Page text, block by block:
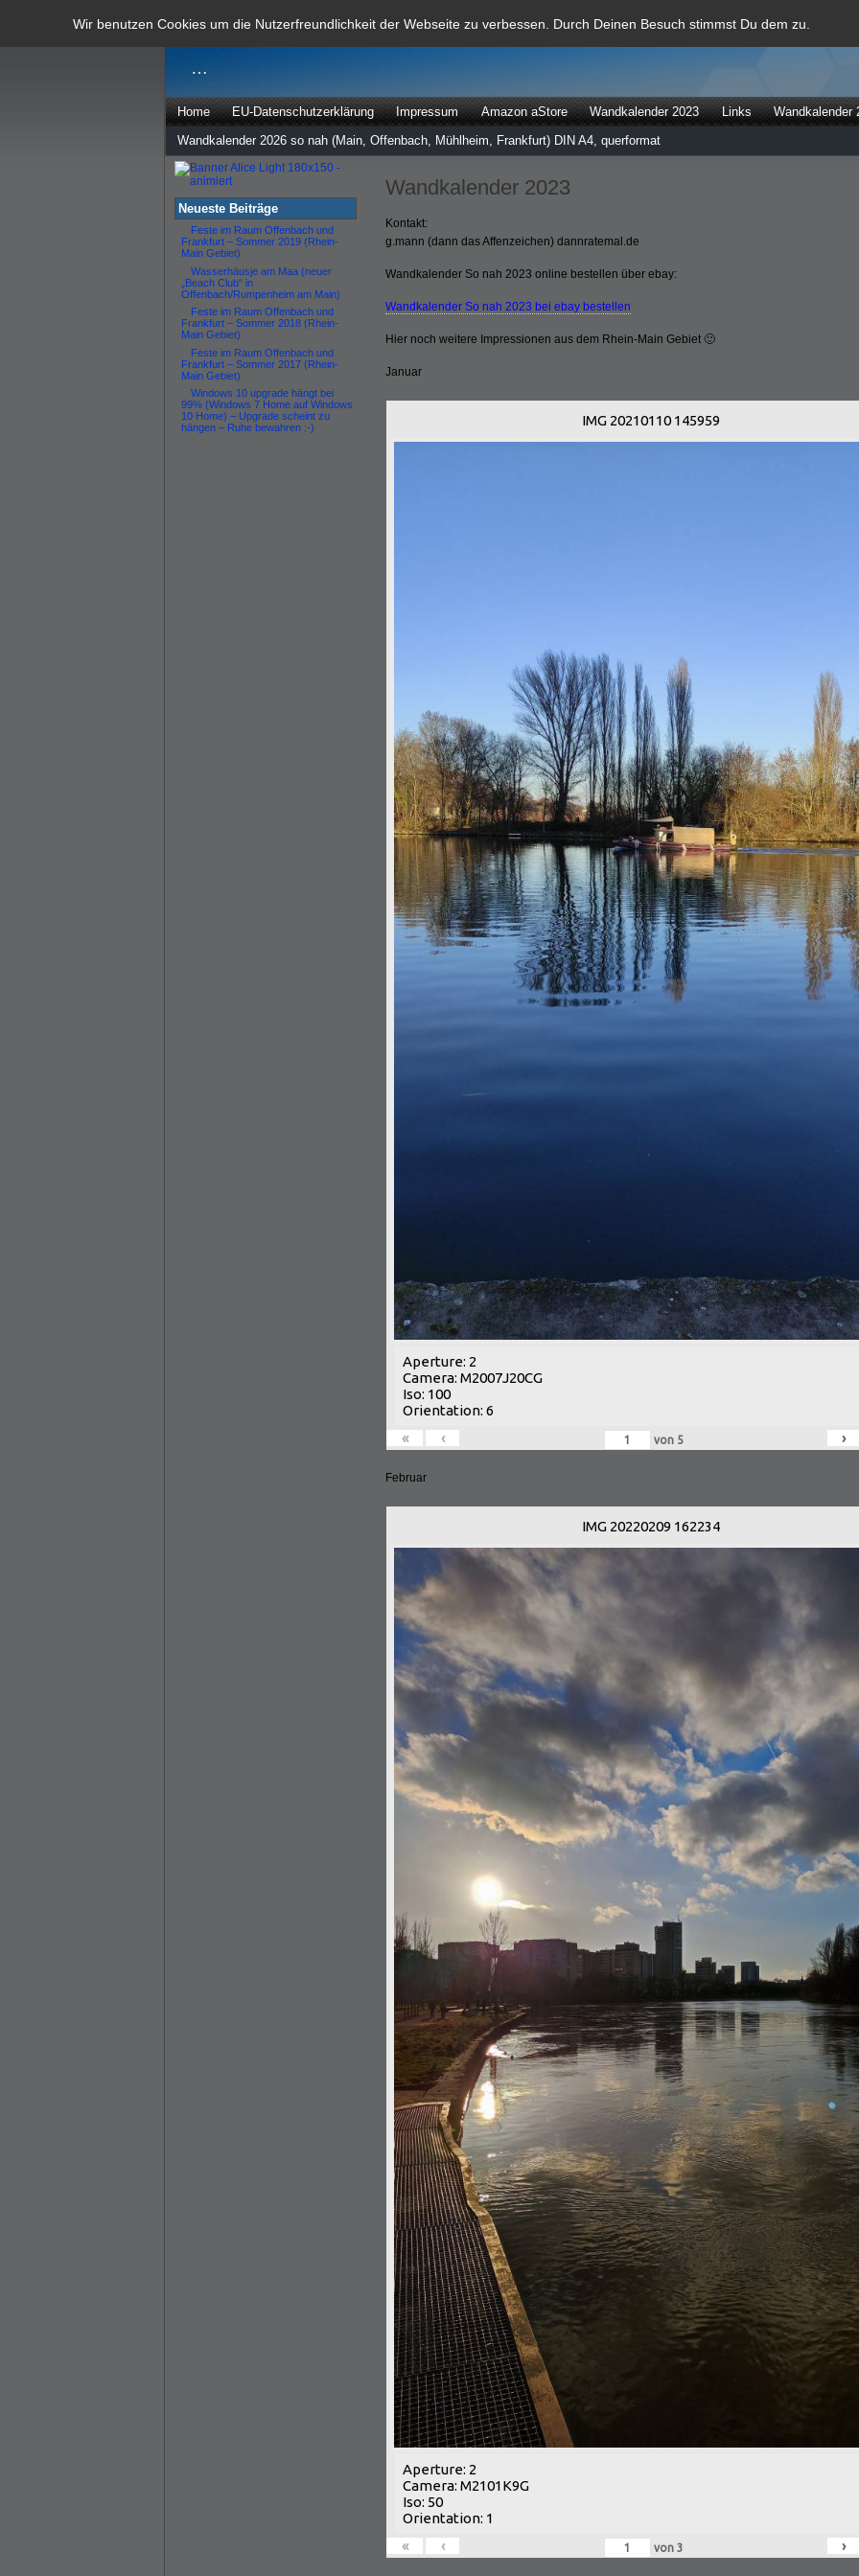
Wir benutzen Cookies um die Nutzerfreundlichkeit der Webseite zu verbessen. Durch Deinen Besuch stimmst Du dem zu.
dann rate mal
…
Home EU-Datenschutzerklärung Impressum Amazon aStore Wandkalender 2023 Links
Wandkalender
Wandkalender 2026 so nah (Main, Offenbach, Mühlheim, Frankfurt) DIN A4, querformat
Neueste Beiträge
Feste im Raum Offenbach und
Frankfurt – Sommer 2019 (Rhein-
Main Gebiet)
Wasserhäusje am Maa (neuer
„Beach Club“ in
Offenbach/Rumpenheim am Main)
Feste im Raum Offenbach und
Frankfurt – Sommer 2018 (Rhein-
Main Gebiet)
Feste im Raum Offenbach und
Frankfurt – Sommer 2017 (Rhein-
Main Gebiet)
Windows 10 upgrade hängt bei
99% (Windows 7 Home auf Windows
10 Home) – Upgrade scheint zu
hängen – Ruhe bewahren :-)
Wandkalender 2023
Kontakt:
g.mann (dann das Affenzeichen) dannratemal.de
Wandkalender So nah 2023 online bestellen über ebay:
Wandkalender So nah 2023 bei ebay bestellen
Hier noch weitere Impressionen aus dem Rhein-Main Gebiet 🙂
Januar
IMG 20210110 145959
Aperture: 2
Camera: M2007J20CG
Iso: 100
Orientation: 6
«
‹ von 5 ›
Februar
IMG 20220209 162234
Aperture: 2
Camera: M2101K9G
Iso: 50
Orientation: 1
«
‹ von 3 ›